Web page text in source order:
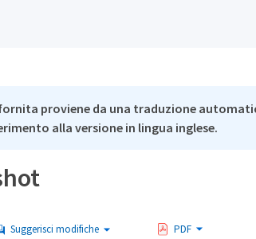
proviene da una traduzione
alla versione in lingua inglese.
Suggerisci modifiche PDF